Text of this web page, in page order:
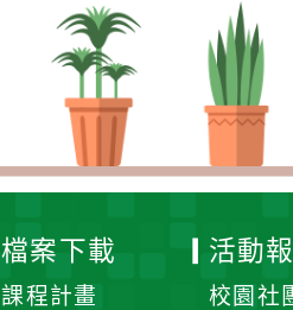
檔案下載
課程計畫
活動
校園社